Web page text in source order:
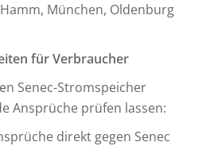
München, Oldenburg
für Verbraucher
Senec-Stromspeicher
Ansprüche prüfen lassen:
direkt gegen Senec